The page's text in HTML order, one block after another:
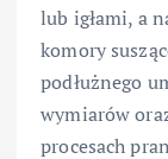
lub igłami, a
komory
podłużnego
wymiarów
procesach